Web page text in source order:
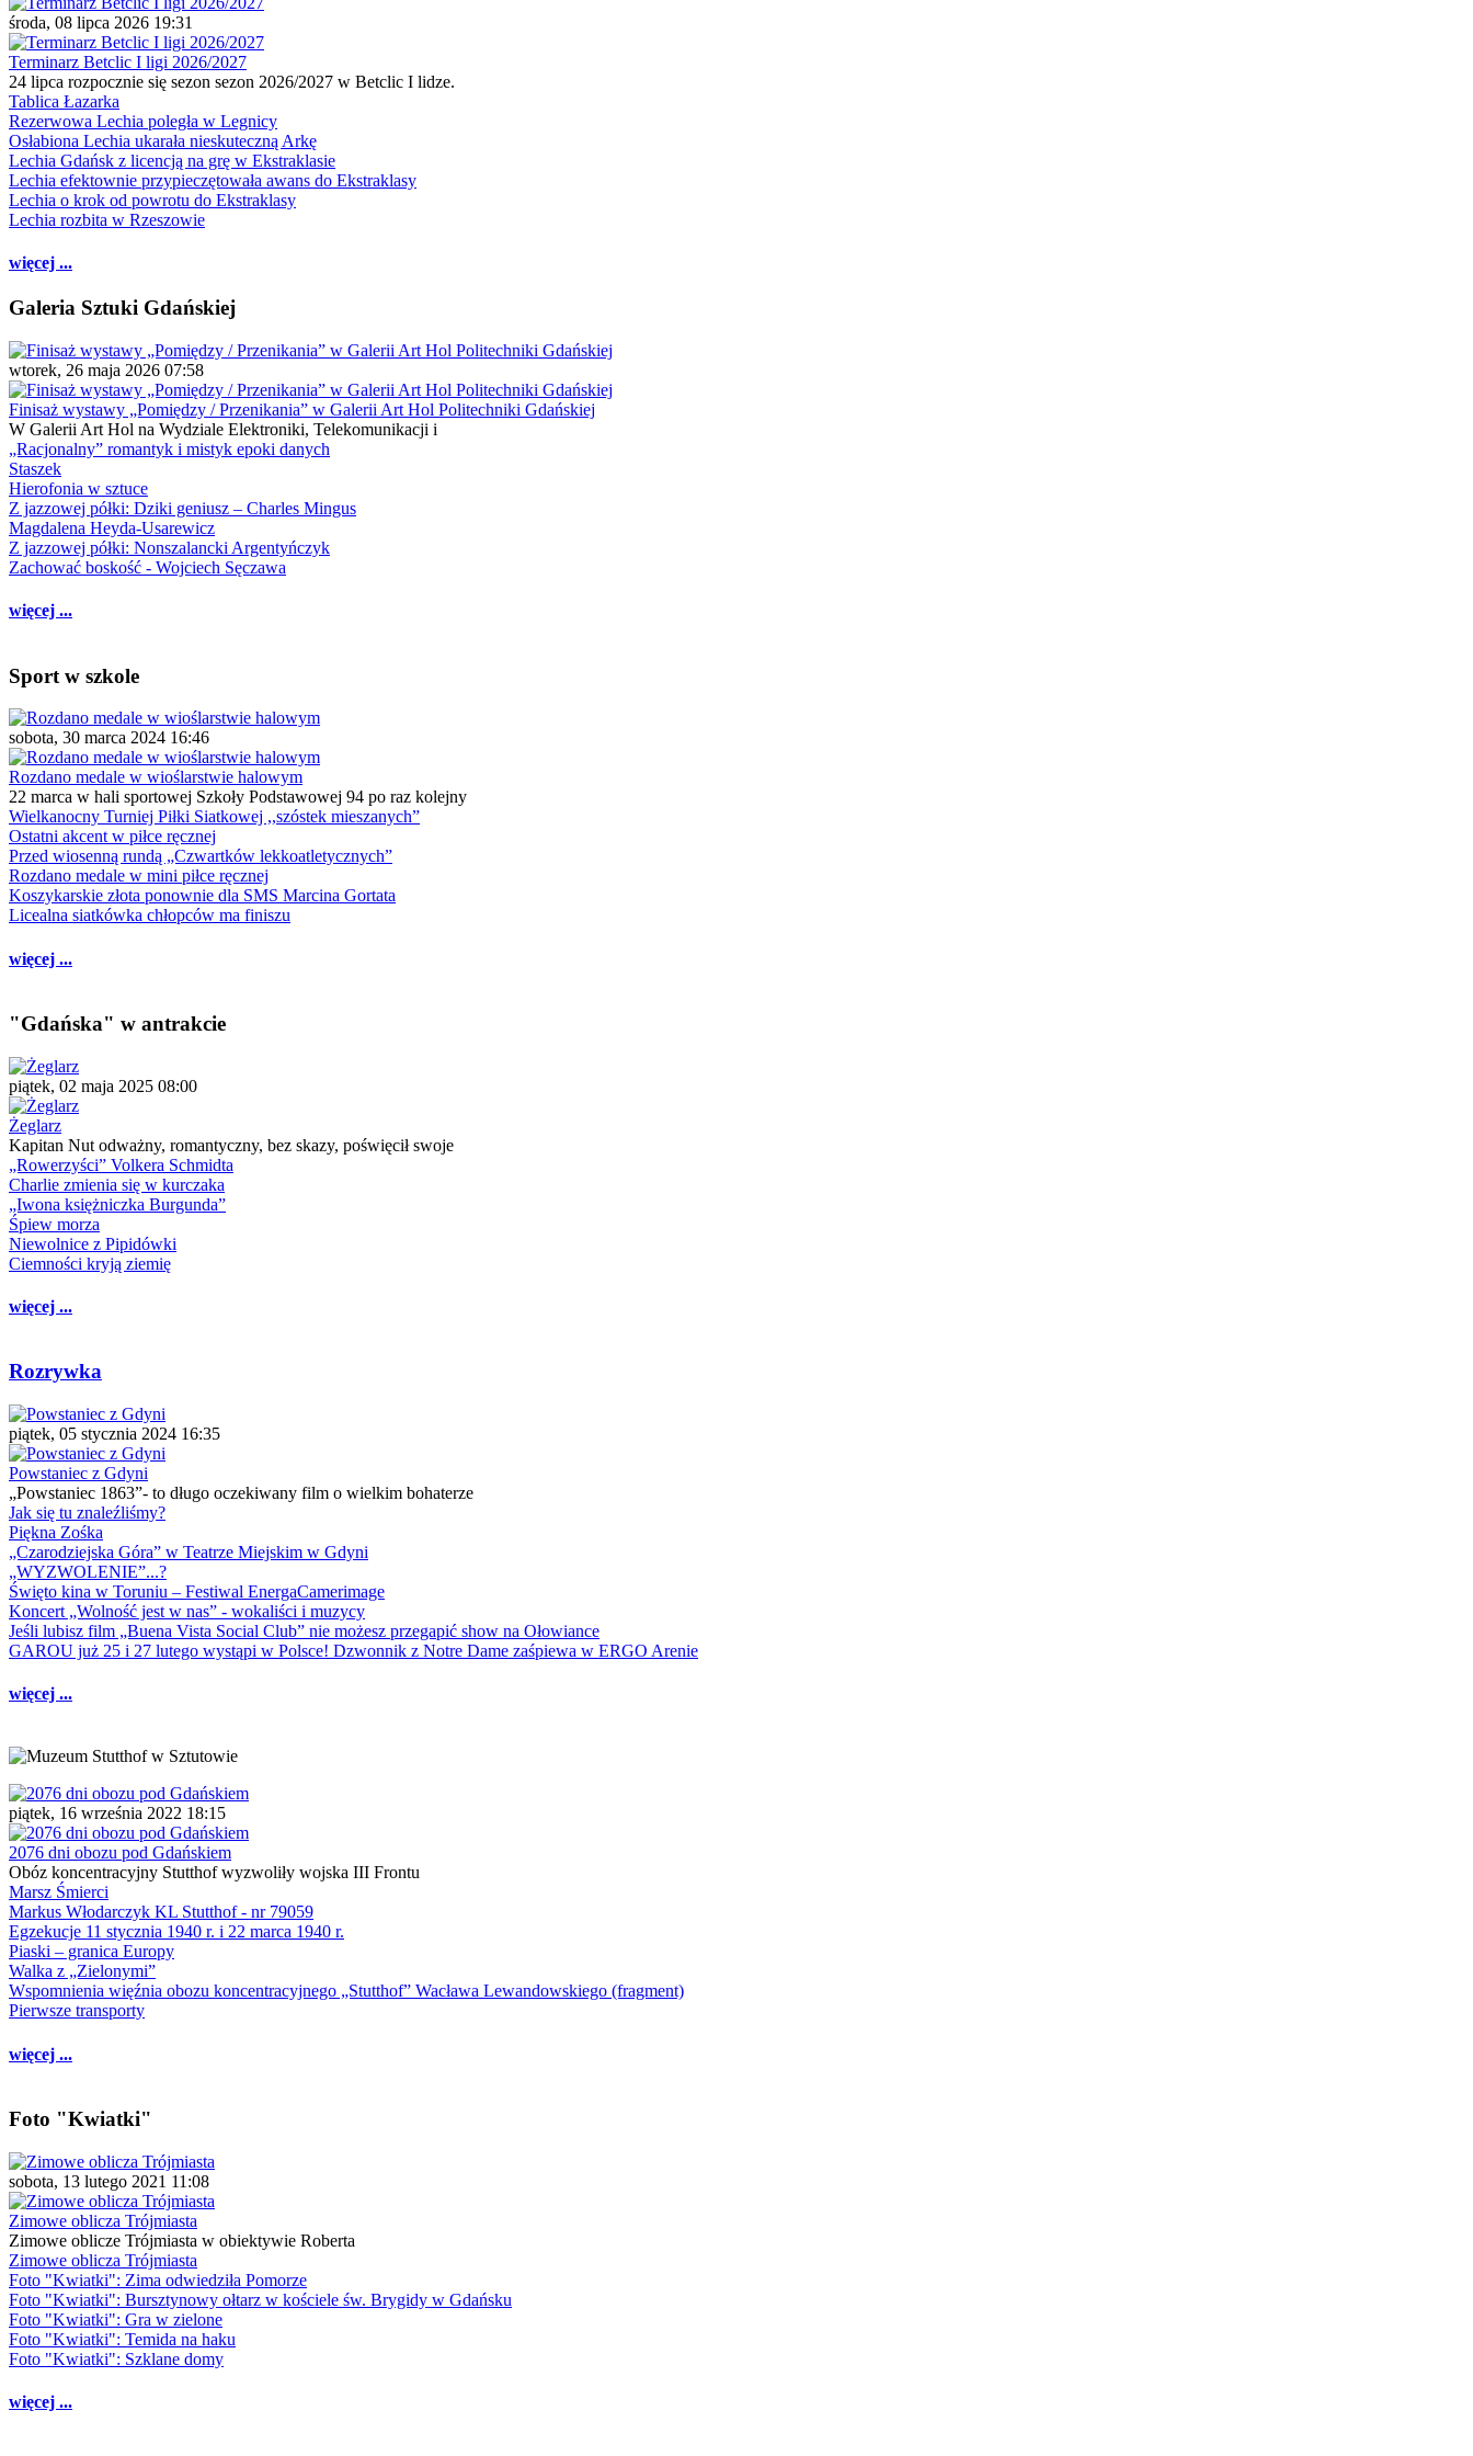
środa, 08 lipca 2026 19:31
Terminarz Betclic I ligi 2026/2027
24 lipca rozpocznie się sezon sezon 2026/2027 w Betclic I lidze.
Tablica Łazarka
Rezerwowa Lechia poległa w Legnicy
Osłabiona Lechia ukarała nieskuteczną Arkę
Lechia Gdańsk z licencją na grę w Ekstraklasie
Lechia efektownie przypieczętowała awans do Ekstraklasy
Lechia o krok od powrotu do Ekstraklasy
Lechia rozbita w Rzeszowie
więcej ...
Galeria Sztuki Gdańskiej
wtorek, 26 maja 2026 07:58
Finisaż wystawy „Pomiędzy / Przenikania” w Galerii Art Hol Politechniki Gdańskiej
W Galerii Art Hol na Wydziale Elektroniki, Telekomunikacji i
„Racjonalny” romantyk i mistyk epoki danych
Staszek
Hierofonia w sztuce
Z jazzowej półki: Dziki geniusz – Charles Mingus
Magdalena Heyda-Usarewicz
Z jazzowej półki: Nonszalancki Argentyńczyk
Zachować boskość - Wojciech Sęczawa
więcej ...
Sport w szkole
sobota, 30 marca 2024 16:46
Rozdano medale w wioślarstwie halowym
22 marca w hali sportowej Szkoły Podstawowej 94 po raz kolejny
Wielkanocny Turniej Piłki Siatkowej ,,szóstek mieszanych”
Ostatni akcent w piłce ręcznej
Przed wiosenną rundą „Czwartków lekkoatletycznych”
Rozdano medale w mini piłce ręcznej
Koszykarskie złota ponownie dla SMS Marcina Gortata
Licealna siatkówka chłopców ma finiszu
więcej ...
"Gdańska" w antrakcie
piątek, 02 maja 2025 08:00
Żeglarz
Kapitan Nut odważny, romantyczny, bez skazy, poświęcił swoje
„Rowerzyści” Volkera Schmidta
Charlie zmienia się w kurczaka
„Iwona księżniczka Burgunda”
Śpiew morza
Niewolnice z Pipidówki
Ciemności kryją ziemię
więcej ...
Rozrywka
piątek, 05 stycznia 2024 16:35
Powstaniec z Gdyni
„Powstaniec 1863”- to długo oczekiwany film o wielkim bohaterze
Jak się tu znaleźliśmy?
Piękna Zośka
„Czarodziejska Góra” w Teatrze Miejskim w Gdyni
„WYZWOLENIE”...?
Święto kina w Toruniu – Festiwal EnergaCamerimage
Koncert „Wolność jest w nas” - wokaliści i muzycy
Jeśli lubisz film „Buena Vista Social Club” nie możesz przegapić show na Ołowiance
GAROU już 25 i 27 lutego wystąpi w Polsce! Dzwonnik z Notre Dame zaśpiewa w ERGO Arenie
więcej ...
piątek, 16 września 2022 18:15
2076 dni obozu pod Gdańskiem
Obóz koncentracyjny Stutthof wyzwoliły wojska III Frontu
Marsz Śmierci
Markus Włodarczyk KL Stutthof - nr 79059
Egzekucje 11 stycznia 1940 r. i 22 marca 1940 r.
Piaski – granica Europy
Walka z „Zielonymi”
Wspomnienia więźnia obozu koncentracyjnego „Stutthof” Wacława Lewandowskiego (fragment)
Pierwsze transporty
więcej ...
Foto "Kwiatki"
sobota, 13 lutego 2021 11:08
Zimowe oblicza Trójmiasta
Zimowe oblicze Trójmiasta w obiektywie Roberta
Zimowe oblicza Trójmiasta
Foto "Kwiatki": Zima odwiedziła Pomorze
Foto "Kwiatki": Bursztynowy ołtarz w kościele św. Brygidy w Gdańsku
Foto "Kwiatki": Gra w zielone
Foto "Kwiatki": Temida na haku
Foto "Kwiatki": Szklane domy
więcej ...